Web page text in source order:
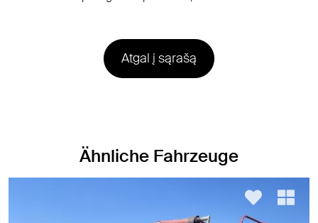
Atgal į sąrašą
Ähnliche Fahrzeuge